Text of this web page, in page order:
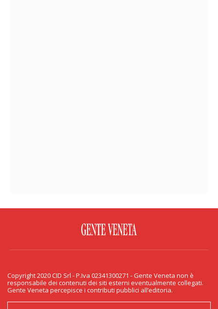
PRIVACY & COOKIE
Copyright 2020 CID Srl - P.Iva 02341300271 - Gente Veneta non è responsabile
dei contenuti dei siti esterni eventualmente collegati. Gente Veneta percepisce
Copyright 2020 CID Srl - P.Iva 02341300271 - Gente Veneta non è
responsabile dei contenuti dei siti esterni eventualmente collegati.
Gente Veneta percepisce i contributi pubblici all’editoria.